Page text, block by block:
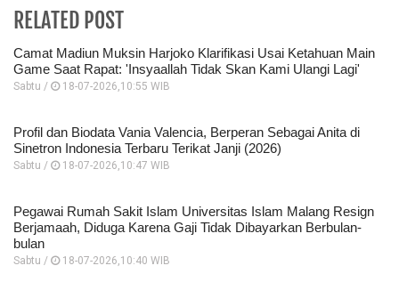
RELATED POST
Camat Madiun Muksin Harjoko Klarifikasi Usai Ketahuan Main
Game Saat Rapat: 'Insyaallah Tidak Skan Kami Ulangi Lagi'
Sabtu / 18-07-2026,10:55 WIB
Profil dan Biodata Vania Valencia, Berperan Sebagai Anita di
Sinetron Indonesia Terbaru Terikat Janji (2026)
Sabtu / 18-07-2026,10:47 WIB
Pegawai Rumah Sakit Islam Universitas Islam Malang Resign
Berjamaah, Diduga Karena Gaji Tidak Dibayarkan Berbulan-
bulan
Sabtu / 18-07-2026,10:40 WIB